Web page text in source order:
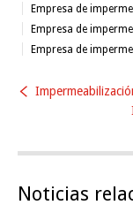
Empresa de
Empresa de
Empresa de
Noticias